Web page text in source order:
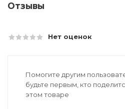
Отзывы
Нет оценок
Помогите другим
будьте первым, кто
этом товаре